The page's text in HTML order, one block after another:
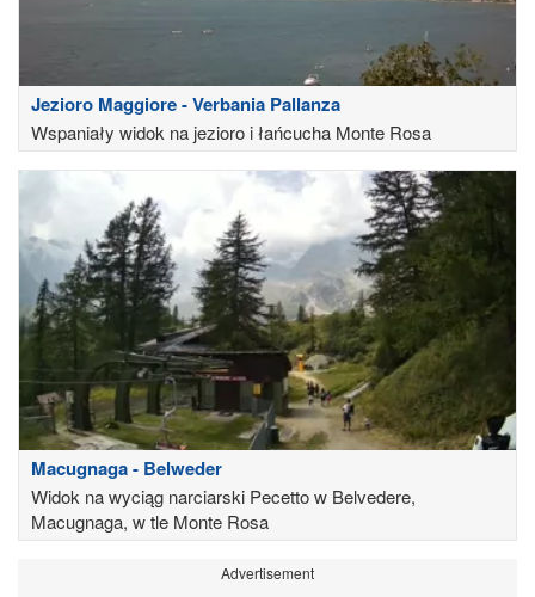
Jezioro Maggiore - Verbania Pallanza
Wspaniały widok na jezioro i łańcucha Monte Rosa
Macugnaga - Belweder
Widok na wyciąg narciarski Pecetto w Belvedere,
Macugnaga, w tle Monte Rosa
Advertisement